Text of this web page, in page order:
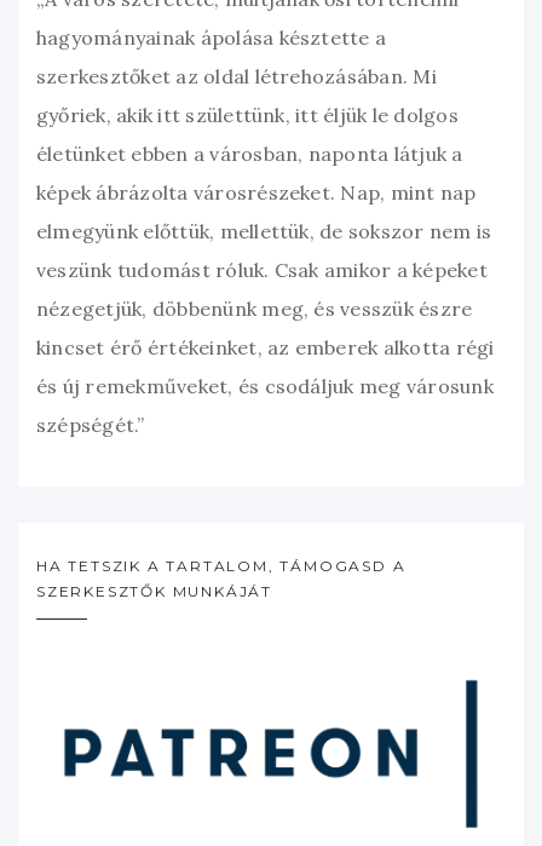
hagyományainak ápolása késztette a
szerkesztőket az oldal létrehozásában. Mi
győriek, akik itt születtünk, itt éljük le dolgos
életünket ebben a városban, naponta látjuk a
képek ábrázolta városrészeket. Nap, mint nap
elmegyünk előttük, mellettük, de sokszor nem is
veszünk tudomást róluk. Csak amikor a képeket
nézegetjük, döbbenünk meg, és vesszük észre
kincset érő értékeinket, az emberek alkotta régi
és új remekműveket, és csodáljuk meg városunk
szépségét.”
HA TETSZIK A TARTALOM, TÁMOGASD A
SZERKESZTŐK MUNKÁJÁT